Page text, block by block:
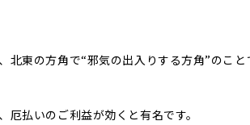
北東の方角で“邪気の出入りする方角”のこと
厄払いのご利益が効くと有名です。